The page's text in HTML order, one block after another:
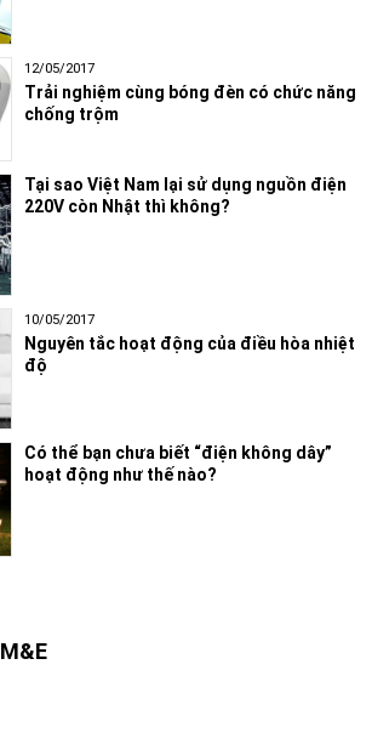
12/05/2017
Trải nghiệm cùng bóng đèn có chức năng
chống trộm
Tại sao Việt Nam lại sử dụng nguồn điện
220V còn Nhật thì không?
10/05/2017
Nguyên tắc hoạt động của điều hòa nhiệt
độ
Có thể bạn chưa biết “điện không dây”
hoạt động như thế nào?